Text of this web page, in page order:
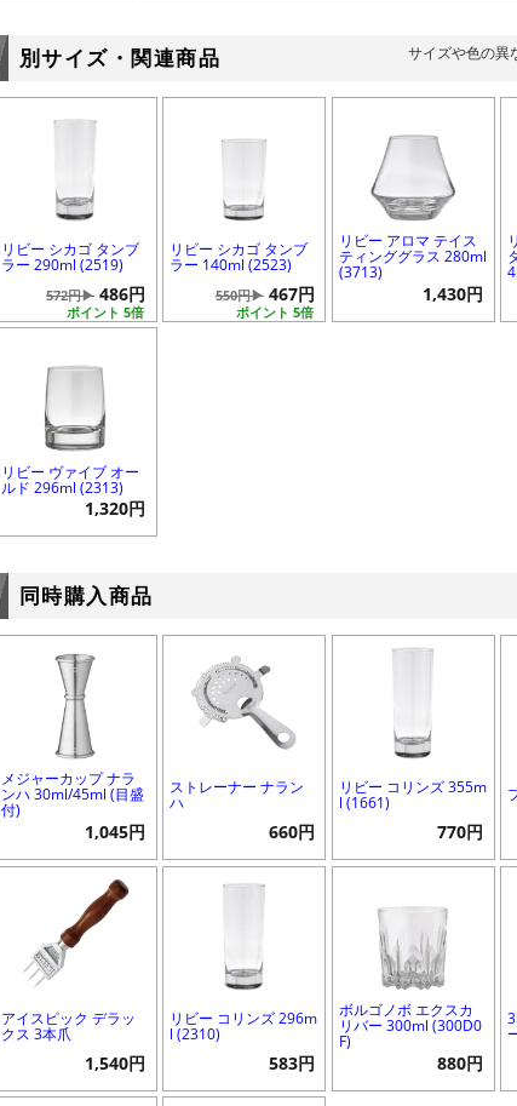
別サイズ・関連商品 サイズや色の異
リビー シカゴ タンブ
ラー 290ml (2519)
ポイント 5倍
572円▶ 486円
リビー シカゴ タンブ
ラー 140ml (2523)
ポイント 5倍
550円▶ 467円
リビー アロマ テイス
ティンググラス 280ml
(3713)
1,430円
リビー ヴァイブ オー
ルド 296ml (2313)
1,320円
同時購入商品
メジャーカップ ナラ
ンハ 30ml/45ml (目盛
付)
1,045円
ストレーナー ナラン
ハ
660円
リビー コリンズ 355m
l (1661)
770円
アイスピック デラッ
クス 3本爪
1,540円
リビー コリンズ 296m
l (2310)
583円
ボルゴノボ エクスカ
リバー 300ml (300D0
F)
880円